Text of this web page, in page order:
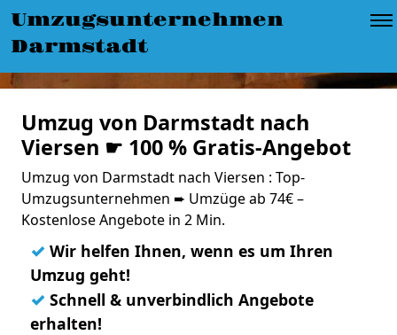
Umzugsunternehmen
Darmstadt
Umzug von Darmstadt nach
Viersen ☛ 100 % Gratis-Angebot
Umzug von Darmstadt nach Viersen : Top-
Umzugsunternehmen ➨ Umzüge ab 74€ –
Kostenlose Angebote in 2 Min.
✓ Wir helfen Ihnen, wenn es um Ihren
Umzug geht!
✓ Schnell & unverbindlich Angebote
erhalten!